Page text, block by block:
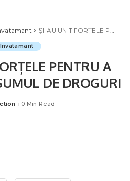
> ŞI-AU UNIT FORȚELE PENTRU A PREVENI CONSUMUL DE DROGURI
Invatamant
PENTRU A
DE DROGURI
0 Min Read